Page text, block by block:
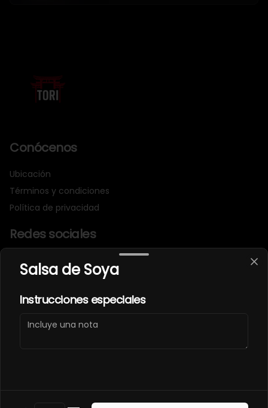
Conócenos
Ubicación
Términos y condiciones
Política de privacidad
Redes sociales
Instagram
Facebook
Mi cuenta
Salsa de Soya
Instrucciones especiales